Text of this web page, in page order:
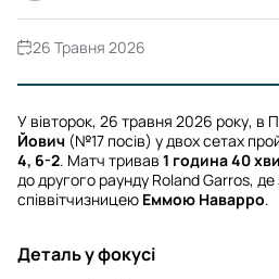
26 Травня 2026
У вівторок, 26 травня 2026 року, в
Йович (№17 посів) у двох сетах
4, 6-2. Матч тривав 1 година 40
до другого раунду Roland Garros, де
співвітчизницею Еммою Наварро.
Деталь у фокусі